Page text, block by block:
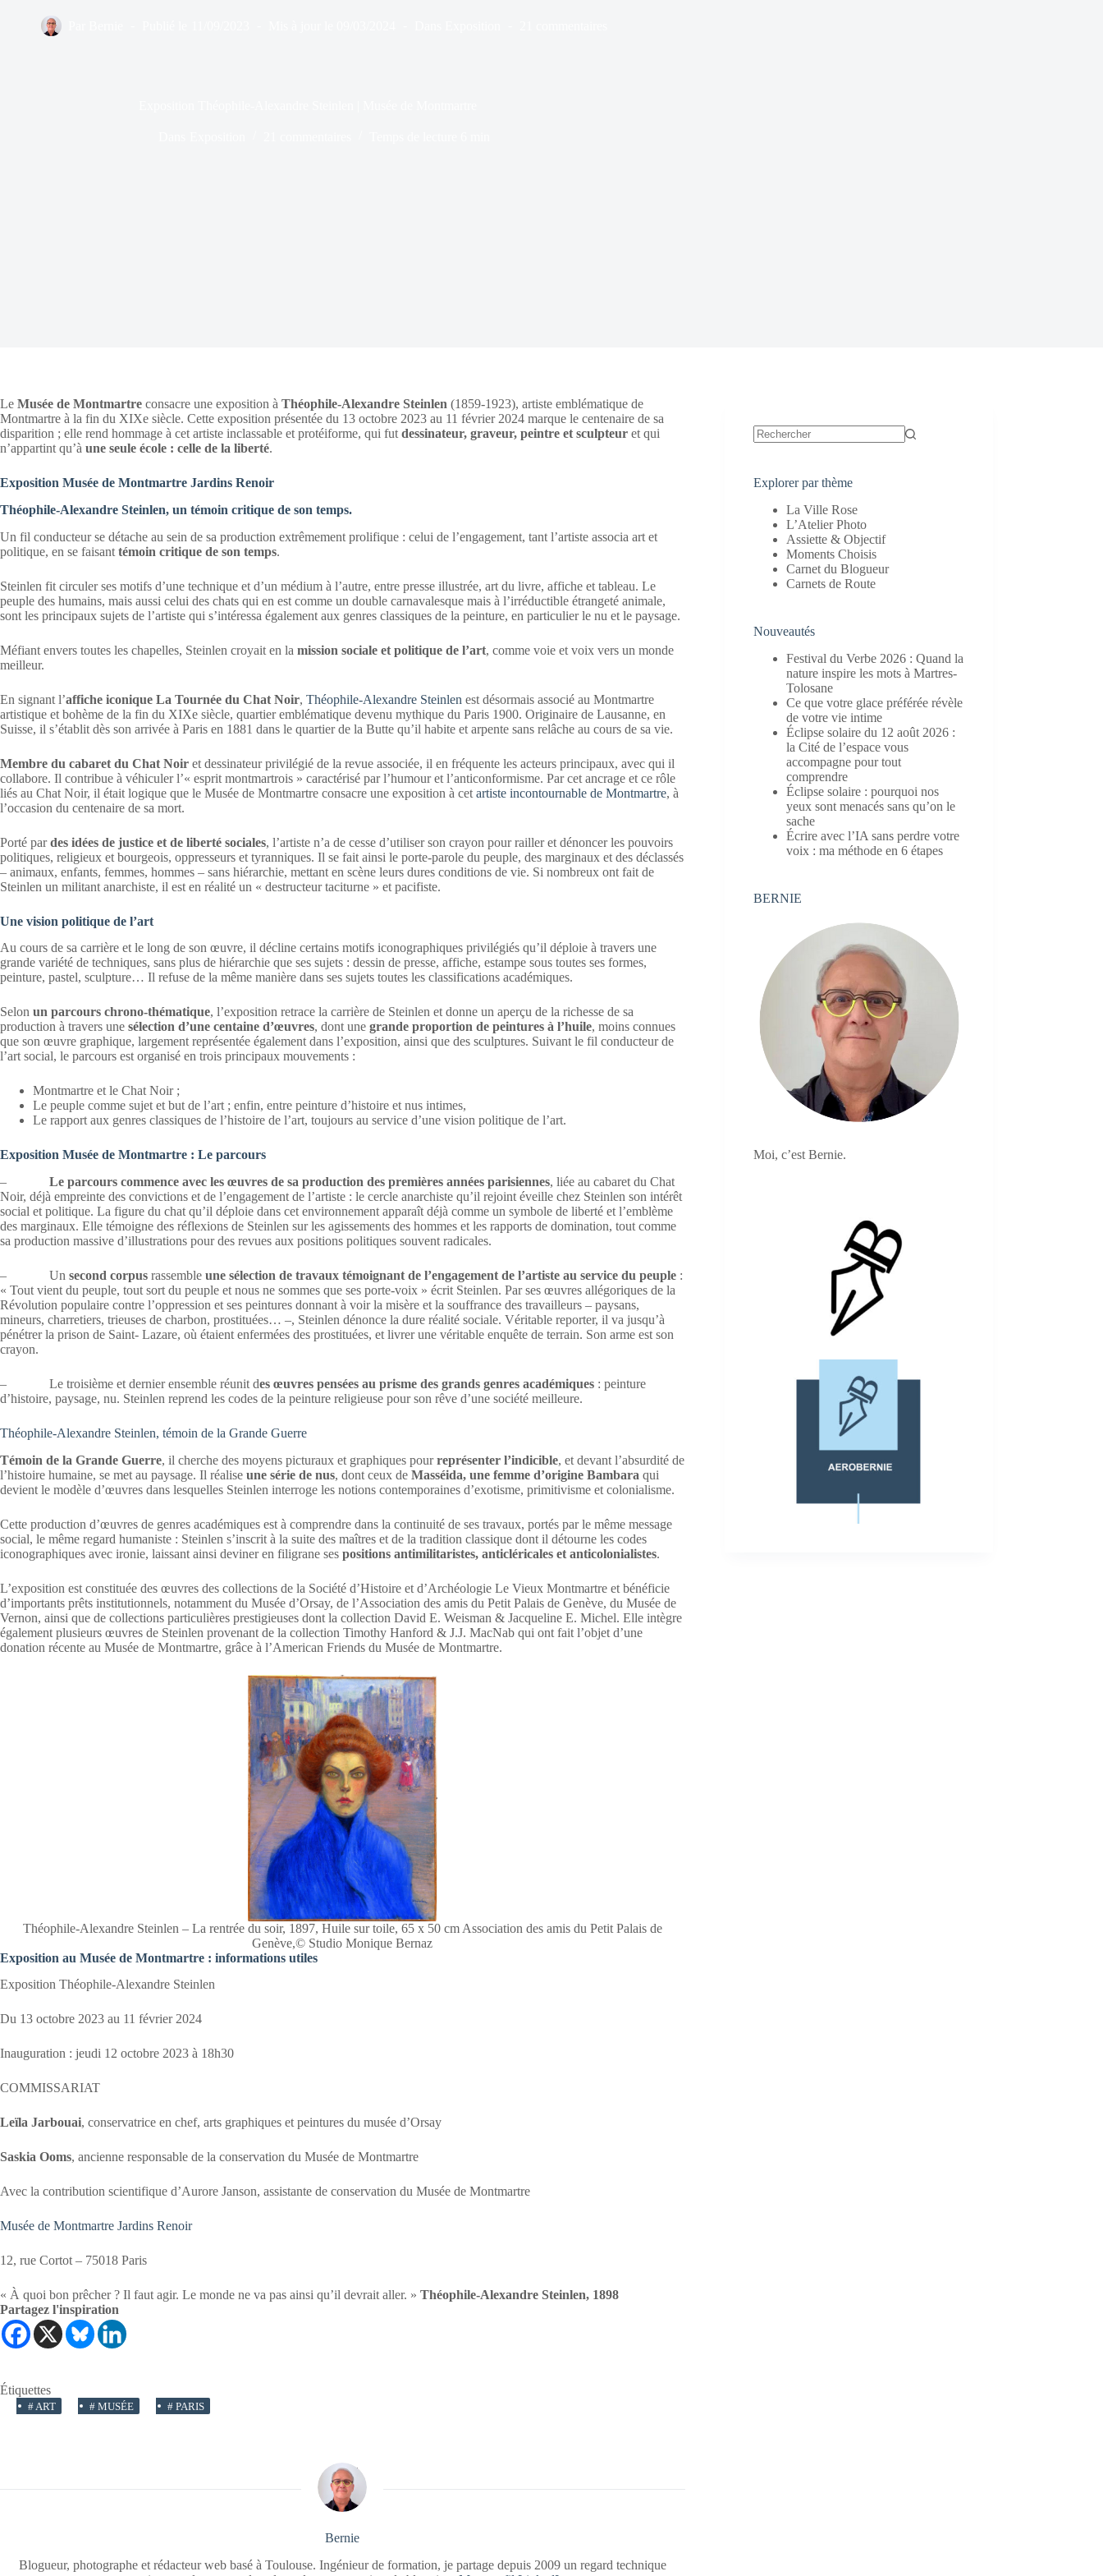
Le Musée de Montmartre consacre une exposition à Théophile-Alexandre Steinlen (1859-1923), artiste emblématique de
Montmartre à la fin du XIXe siècle. Cette exposition présentée du 13 octobre 2023 au 11 février 2024 marque le centenaire de sa
disparition ; elle rend hommage à cet artiste inclassable et protéiforme, qui fut dessinateur, graveur, peintre et sculpteur et qui
n’appartint qu’à une seule école : celle de la liberté.
Exposition Musée de Montmartre Jardins Renoir
Théophile-Alexandre Steinlen, un témoin critique de son temps.
Un fil conducteur se détache au sein de sa production extrêmement prolifique : celui de l’engagement, tant l’artiste associa art et
politique, en se faisant témoin critique de son temps.
Steinlen fit circuler ses motifs d’une technique et d’un médium à l’autre, entre presse illustrée, art du livre, affiche et tableau. Le
peuple des humains, mais aussi celui des chats qui en est comme un double carnavalesque mais à l’irréductible étrangeté animale,
sont les principaux sujets de l’artiste qui s’intéressa également aux genres classiques de la peinture, en particulier le nu et le paysage.
Méfiant envers toutes les chapelles, Steinlen croyait en la mission sociale et politique de l’art, comme voie et voix vers un monde
meilleur.
En signant l’affiche iconique La Tournée du Chat Noir, Théophile-Alexandre Steinlen est désormais associé au Montmartre
artistique et bohème de la fin du XIXe siècle, quartier emblématique devenu mythique du Paris 1900. Originaire de Lausanne, en
Suisse, il s’établit dès son arrivée à Paris en 1881 dans le quartier de la Butte qu’il habite et arpente sans relâche au cours de sa vie.
Membre du cabaret du Chat Noir et dessinateur privilégié de la revue associée, il en fréquente les acteurs principaux, avec qui il
collabore. Il contribue à véhiculer l’« esprit montmartrois » caractérisé par l’humour et l’anticonformisme. Par cet ancrage et ce rôle
liés au Chat Noir, il était logique que le Musée de Montmartre consacre une exposition à cet artiste incontournable de Montmartre, à
l’occasion du centenaire de sa mort.
Porté pardes idées de justice et de liberté sociales, l’artiste n’a de cesse d’utiliser son crayon pour railler et dénoncer les pouvoirs
politiques, religieux et bourgeois, oppresseurs et tyranniques. Il se fait ainsi le porte-parole du peuple, des marginaux et des déclassés
– animaux, enfants, femmes, hommes – sans hiérarchie, mettant en scène leurs dures conditions de vie. Si nombreux ont fait de
Steinlen un militant anarchiste, il est en réalité un « destructeur taciturne » et pacifiste.
Une vision politique de l’art
Au cours de sa carrière et le long de son œuvre, il décline certains motifs iconographiques privilégiés qu’il déploie à travers une
grande variété de techniques, sans plus de hiérarchie que ses sujets : dessin de presse, affiche, estampe sous toutes ses formes,
peinture, pastel, sculpture… Il refuse de la même manière dans ses sujets toutes les classifications académiques.
Selon un parcours chrono-thématique, l’exposition retrace la carrière de Steinlen et donne un aperçu de la richesse de sa
production à travers une sélection d’une centaine d’œuvres, dont une grande proportion de peintures à l’huile, moins connues
que son œuvre graphique, largement représentée également dans l’exposition, ainsi que des sculptures. Suivant le fil conducteur de
l’art social, le parcours est organisé en trois principaux mouvements :
Montmartre et le Chat Noir ;
Le peuple comme sujet et but de l’art ; enfin, entre peinture d’histoire et nus intimes,
Le rapport aux genres classiques de l’histoire de l’art, toujours au service d’une vision politique de l’art.
Exposition Musée de Montmartre : Le parcours
– Le parcours commence avec les œuvres de sa production des premières années parisiennes, liée au cabaret du Chat
Noir, déjà empreinte des convictions et de l’engagement de l’artiste : le cercle anarchiste qu’il rejoint éveille chez Steinlen son intérêt
social et politique. La figure du chat qu’il déploie dans cet environnement apparaît déjà comme un symbole de liberté et l’emblème
des marginaux. Elle témoigne des réflexions de Steinlen sur les agissements des hommes et les rapports de domination, tout comme
sa production massive d’illustrations pour des revues aux positions politiques souvent radicales.
– Un second corpus rassemble une sélection de travaux témoignant de l’engagement de l’artiste au service du peuple :
« Tout vient du peuple, tout sort du peuple et nous ne sommes que ses porte-voix » écrit Steinlen. Par ses œuvres allégoriques de la
Révolution populaire contre l’oppression et ses peintures donnant à voir la misère et la souffrance des travailleurs – paysans,
mineurs, charretiers, trieuses de charbon, prostituées… –, Steinlen dénonce la dure réalité sociale. Véritable reporter, il va jusqu’à
pénétrer la prison de Saint- Lazare, où étaient enfermées des prostituées, et livrer une véritable enquête de terrain. Son arme est son
crayon.
– Le troisième et dernier ensemble réunit des œuvres pensées au prisme des grands genres académiques : peinture
d’histoire, paysage, nu. Steinlen reprend les codes de la peinture religieuse pour son rêve d’une société meilleure.
Théophile-Alexandre Steinlen, témoin de la Grande Guerre
Témoin de la Grande Guerre, il cherche des moyens picturaux et graphiques pourreprésenter l’indicible, et devant l’absurdité de
l’histoire humaine, se met au paysage. Il réalise une série de nus, dont ceux de Masséida, une femme d’origine Bambara qui
devient le modèle d’œuvres dans lesquelles Steinlen interroge les notions contemporaines d’exotisme, primitivisme et colonialisme.
Cette production d’œuvres de genres académiques est à comprendre dans la continuité de ses travaux, portés par le même message
social, le même regard humaniste : Steinlen s’inscrit à la suite des maîtres et de la tradition classique dont il détourne les codes
iconographiques avec ironie, laissant ainsi deviner en filigrane ses positions antimilitaristes, anticléricales et anticolonialistes.
L’exposition est constituée des œuvres des collections de la Société d’Histoire et d’Archéologie Le Vieux Montmartre et bénéficie
d’importants prêts institutionnels, notamment du Musée d’Orsay, de l’Association des amis du Petit Palais de Genève, du Musée de
Vernon, ainsi que de collections particulières prestigieuses dont la collection David E. Weisman & Jacqueline E. Michel. Elle intègre
également plusieurs œuvres de Steinlen provenant de la collection Timothy Hanford & J.J. MacNab qui ont fait l’objet d’une
donation récente au Musée de Montmartre, grâce à l’American Friends du Musée de Montmartre.
Théophile-Alexandre Steinlen – La rentrée du soir, 1897, Huile sur toile, 65 x 50 cm Association des amis du Petit Palais de
Genève,© Studio Monique Bernaz
Exposition au Musée de Montmartre : informations utiles
Exposition Théophile-Alexandre Steinlen
Du 13 octobre 2023 au 11 février 2024
Inauguration : jeudi 12 octobre 2023 à 18h30
COMMISSARIAT
Leïla Jarbouai, conservatrice en chef, arts graphiques et peintures du musée d’Orsay
Saskia Ooms, ancienne responsable de la conservation du Musée de Montmartre
Avec la contribution scientifique d’Aurore Janson, assistante de conservation du Musée de Montmartre
Musée de Montmartre Jardins Renoir
12, rue Cortot – 75018 Paris
« À quoi bon prêcher ? Il faut agir. Le monde ne va pas ainsi qu’il devrait aller. » Théophile-Alexandre Steinlen, 1898
Partagez l'inspiration
Étiquettes
#ART # MUSÉE # PARIS
Bernie
Blogueur, photographe et rédacteur web basé à Toulouse. Ingénieur de formation, je partage depuis 2009 un regard technique
Explorer par thème
La Ville Rose
L’Atelier Photo
Assiette & Objectif
Moments Choisis
Carnet du Blogueur
Carnets de Route
Nouveautés
Festival du Verbe 2026 : Quand la
nature inspire les mots à Martres-
Tolosane
Ce que votre glace préférée révèle
de votre vie intime
Éclipse solaire du 12 août 2026 :
la Cité de l’espace vous
accompagne pour tout
comprendre
Éclipse solaire : pourquoi nos
yeux sont menacés sans qu’on le
sache
Écrire avec l’IA sans perdre votre
voix : ma méthode en 6 étapes
BERNIE
Moi, c’est Bernie.